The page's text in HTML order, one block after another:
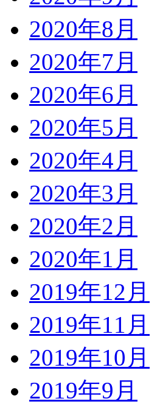
2020年8月
2020年7月
2020年6月
2020年5月
2020年4月
2020年3月
2020年2月
2020年1月
2019年12月
2019年11月
2019年10月
2019年9月